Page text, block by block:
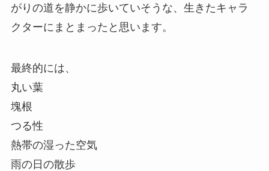
がりの道を静かに歩いていそうな、生きたキャラ
クターにまとまったと思います。
最終的には、
丸い葉
塊根
つる性
熱帯の湿った空気
雨の日の散歩